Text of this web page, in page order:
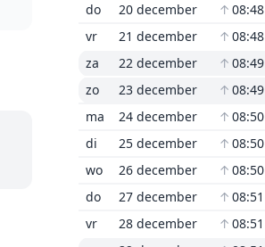
do
20 december ↑ 08:48
vr
21 december ↑ 08:48
za
22 december ↑ 08:49
zo
23 december ↑ 08:49
ma
24 december ↑ 08:50
di
25 december ↑ 08:50
wo
26 december ↑ 08:50
do
27 december ↑ 08:51
vr
28 december ↑ 08:51